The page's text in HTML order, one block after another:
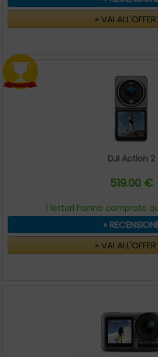
» VAI
DJI Action 2
519.00 €
1 lettori hanno comprato
»
» VAI